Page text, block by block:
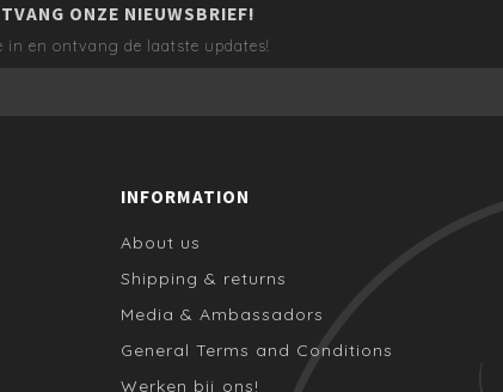
ONZE NIEUWSBRIEF!
in en ontvang de laatste updates!
INFORMATION
About us
Shipping & returns
Media & Ambassadors
General Terms and Conditions
Werken bij ons!